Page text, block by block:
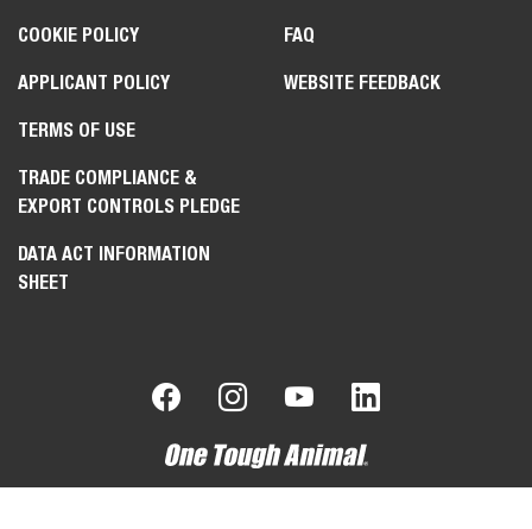
COOKIE POLICY
APPLICANT POLICY
TERMS OF USE
TRADE COMPLIANCE &
EXPORT CONTROLS PLEDGE
DATA ACT INFORMATION
SHEET
FAQ
WEBSITE FEEDBACK